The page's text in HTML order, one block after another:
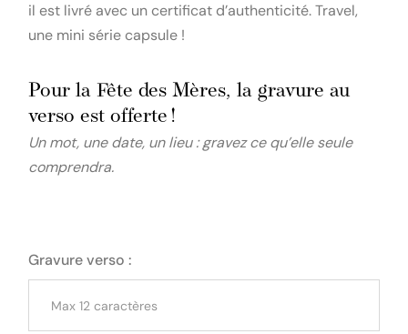
il est livré avec un certificat d’authenticité. Travel,
une mini série capsule !
Pour la Fête des Mères, la gravure au
verso est offerte !
Un mot, une date, un lieu : gravez ce qu’elle seule
comprendra.
Gravure verso :